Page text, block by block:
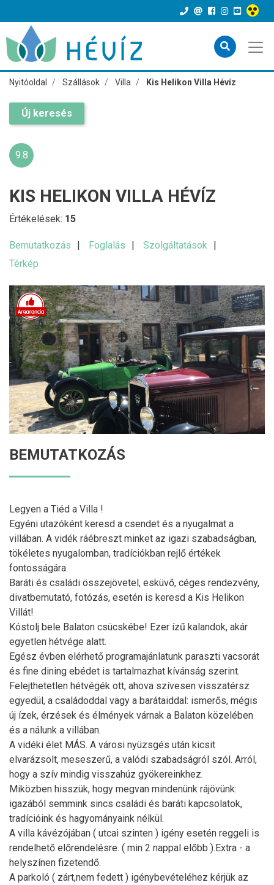
Nyitóoldal Szállások Villa Kis Helikon Villa Hévíz
Új keresés
9.8
KIS HELIKON VILLA HÉVÍZ
Értékelések: 15
Bemutatkozás Foglalás
Szolgáltatások
Térkép
BEMUTATKOZÁS
Legyen a Tiéd a Villa !
Egyéni utazóként keresd a csendet és a nyugalmat a
villában. A vidék ráébreszt minket az igazi szabadságban,
tökéletes nyugalomban, tradíciókban rejlő értékek
fontosságára.
Baráti és családi összejövetel, esküvő, céges rendezvény,
divatbemutató, fotózás, esetén is keresd a Kis Helikon
Villát!
Kóstolj bele Balaton csücskébe! Ezer ízű kalandok, akár
egyetlen hétvége alatt.
Egész évben elérhető programajánlatunk paraszti vacsorát
és fine dining ebédet is tartalmazhat kívánság szerint.
Felejthetetlen hétvégék ott, ahova szívesen visszatérsz
egyedül, a családoddal vagy a barátaiddal: ismerős, mégis
új ízek, érzések és élmények várnak a Balaton közelében
és a nálunk a villában.
A vidéki élet MÁS. A városi nyüzsgés után kicsit
elvarázsolt, meseszerű, a valódi szabadságról szól. Arról,
hogy a szív mindig visszahúz gyökereinkhez.
Miközben hisszük, hogy megvan mindenünk rájövünk:
igazából semmink sincs családi és baráti kapcsolatok,
tradícióink és hagyományaink nélkül.
A villa kávézójában ( utcai szinten ) igény esetén reggeli is
rendelhető előrendelésre. ( min 2 nappal előbb ).Extra - a
helyszínen fizetendő.
A parkoló ( zárt,nem fedett ) igénybevételéhez kérjük az